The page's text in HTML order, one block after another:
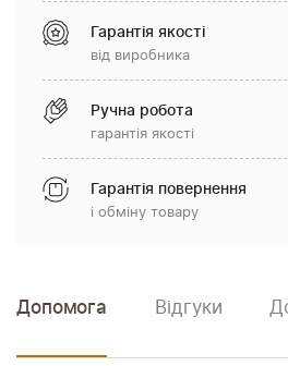
Гарантія якості
від виробника
Ручна робота
гарантія якості
Гарантія повернення
і обміну товару
Допомога Відгуки